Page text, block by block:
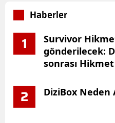
Haberler
1
Survivor
gönderilecek:
sonrası
2 DiziBox Neden